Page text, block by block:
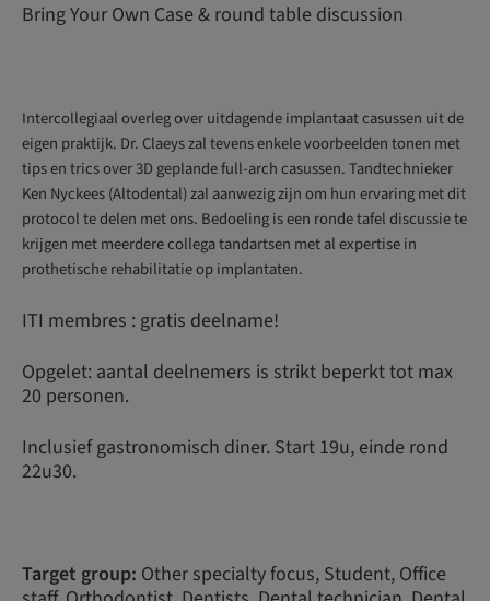
Bring Your Own Case & round table discussion
Intercollegiaal overleg over uitdagende implantaat casussen uit de
eigen praktijk. Dr. Claeys zal tevens enkele voorbeelden tonen met
tips en trics over 3D geplande full-arch casussen. Tandtechnieker
Ken Nyckees (Altodental) zal aanwezig zijn om hun ervaring met dit
protocol te delen met ons. Bedoeling is een ronde tafel discussie te
krijgen met meerdere collega tandartsen met al expertise in
prothetische rehabilitatie op implantaten.
ITI membres : gratis deelname!
Opgelet: aantal deelnemers is strikt beperkt tot max
20 personen.
Inclusief gastronomisch diner. Start 19u, einde rond
22u30.
Target group: Other specialty focus, Student, Office